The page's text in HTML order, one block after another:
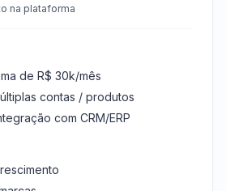
na plataforma
de R$ 30k/mês
contas / produtos
com CRM/ERP